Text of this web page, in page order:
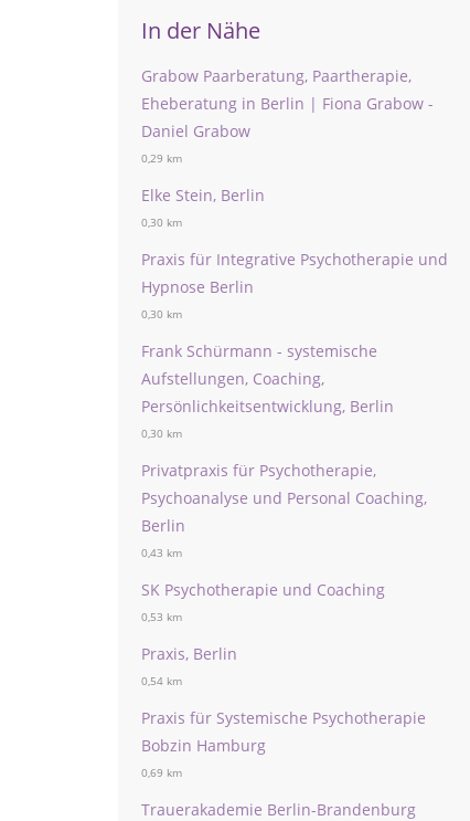
In der Nähe
Grabow Paarberatung, Paartherapie,
Eheberatung in Berlin | Fiona Grabow -
Daniel Grabow
0,29 km
Elke Stein, Berlin
0,30 km
Praxis für Integrative Psychotherapie und
Hypnose Berlin
0,30 km
Frank Schürmann - systemische
Aufstellungen, Coaching,
Persönlichkeitsentwicklung, Berlin
0,30 km
Privatpraxis für Psychotherapie,
Psychoanalyse und Personal Coaching,
Berlin
0,43 km
SK Psychotherapie und Coaching
0,53 km
Praxis, Berlin
0,54 km
Praxis für Systemische Psychotherapie
Bobzin Hamburg
0,69 km
Trauerakademie Berlin-Brandenburg